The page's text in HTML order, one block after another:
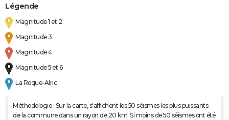
Légende
Magnitude 1 et 2
Magnitude 3
Magnitude 4
Magnitude 5 et 6
La Roque-Alric
Méthodologie : Sur la carte, s'affichent les 50 séismes les plus puissants
de la commune dans un rayon de 20 km. Si moins de 50 séismes ont été